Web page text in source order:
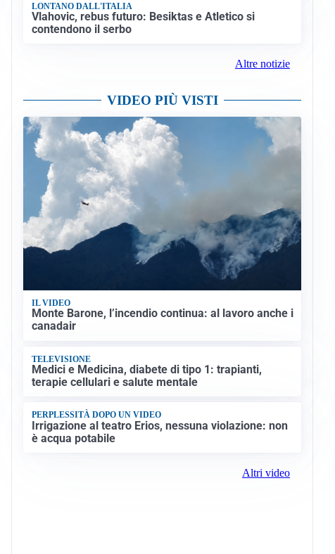
LONTANO DALL'ITALIA
Vlahovic, rebus futuro: Besiktas e Atletico si
contendono il serbo
Altre notizie
VIDEO PIÙ VISTI
IL VIDEO
Monte Barone, l’incendio continua: al lavoro anche i
canadair
TELEVISIONE
Medici e Medicina, diabete di tipo 1: trapianti,
terapie cellulari e salute mentale
PERPLESSITÀ DOPO UN VIDEO
Irrigazione al teatro Erios, nessuna violazione: non
è acqua potabile
Altri video